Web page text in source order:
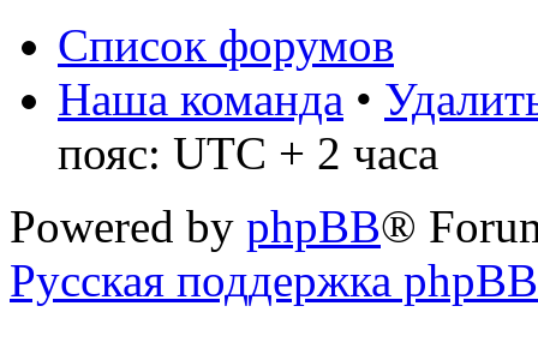
Список форумов
Наша команда •
пояс: UTC + 2 часа
Powered by phpBB®
Русская поддержка phpBB